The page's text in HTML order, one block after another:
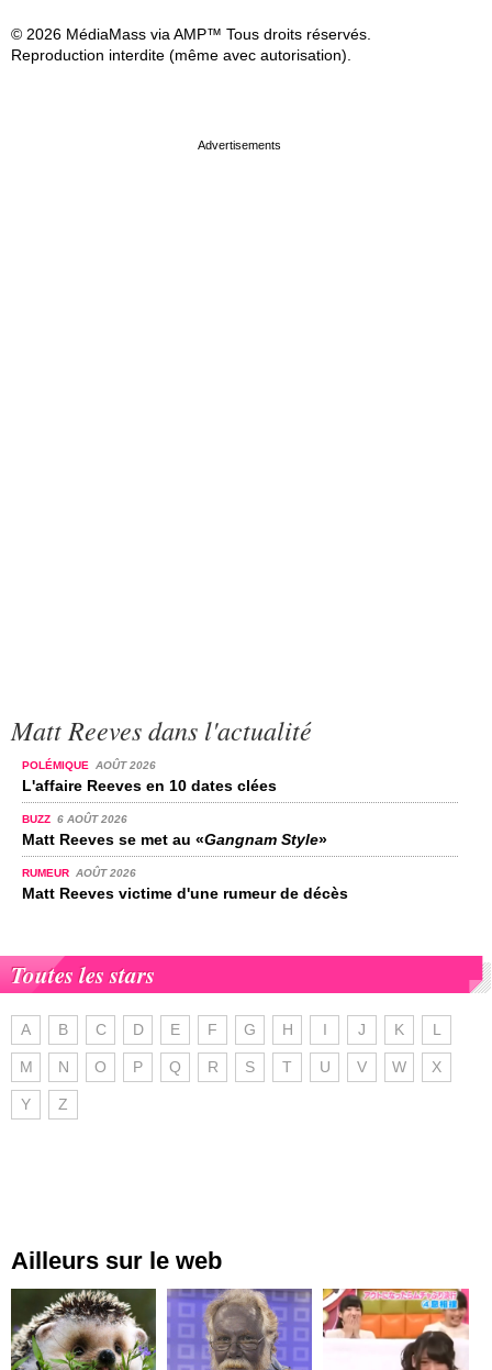
© 2026 MédiaMass via AMP™ Tous droits réservés.
Reproduction interdite (même avec autorisation).
Matt Reeves dans l'actualité
POLÉMIQUE AOÛT 2026
L'affaire Reeves en 10 dates clées
BUZZ 6 AOÛT 2026
Matt Reeves se met au «Gangnam Style»
RUMEUR AOÛT 2026
Matt Reeves victime d'une rumeur de décès
Toutes les stars
A B C D E F G H I J K L
M N O P Q R S T U V W X
Y Z
Ailleurs sur le web